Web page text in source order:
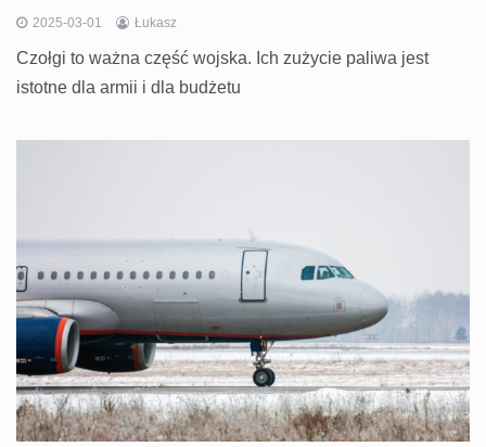
2025-03-01 Łukasz
Czołgi to ważna część wojska. Ich zużycie paliwa jest
istotne dla armii i dla budżetu